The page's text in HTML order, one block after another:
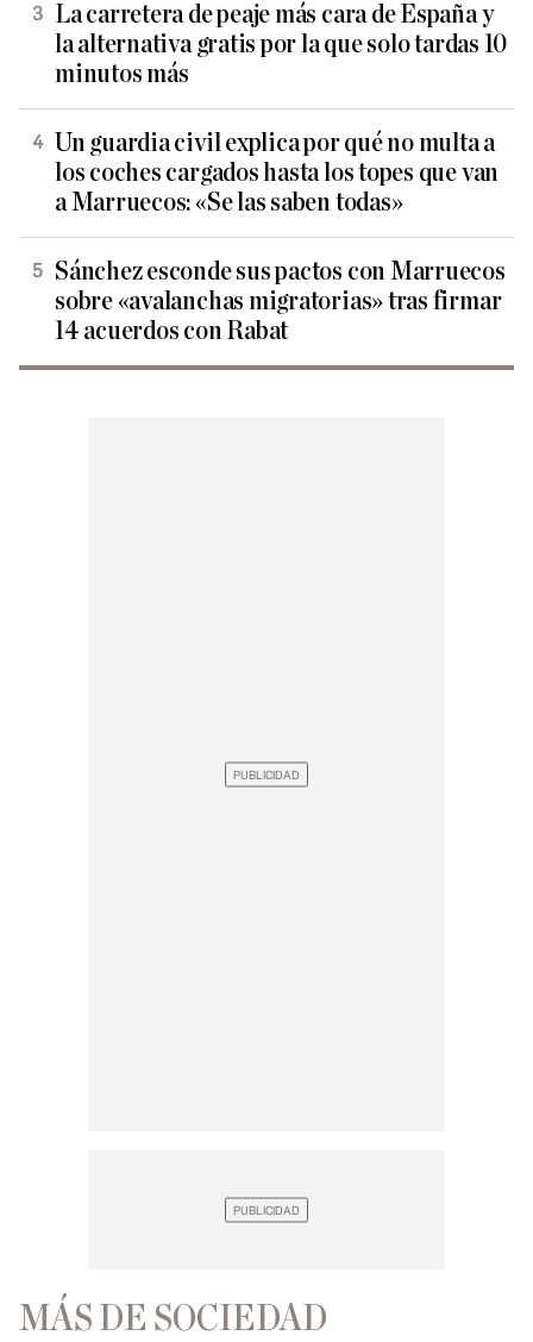
La carretera de peaje más cara de España y
la alternativa gratis por la que solo tardas 10
minutos más
Un guardia civil explica por qué no multa a
los coches cargados hasta los topes que van
a Marruecos: «Se las saben todas»
Sánchez esconde sus pactos con Marruecos
sobre «avalanchas migratorias» tras firmar
14 acuerdos con Rabat
MÁS DE SOCIEDAD